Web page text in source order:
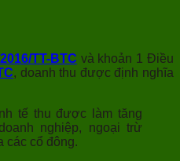
TT-BTC và khoản 1 Điều
, doanh thu được định nghĩa
tế thu được làm tăng
nghiệp, ngoại trừ
các cổ đông.